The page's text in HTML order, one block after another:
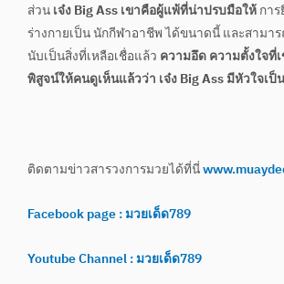
ส่วนเจ๋ง Big Ass เขาคือผู้แพ้ที่น่าปรบมือให้กา
ร่างกายเป็น นักกีฬาอาชีพ ได้ขนาดนี้ และสามา
นับเป็นสิ่งที่เหลือเชื่อแล้ว ความอึด ความตั้งใจที่
พิสูจน์ให้คนดูเห็นแล้วว่า เจ๋ง Big Ass มีหัวใจเ
ติดตามข่าวสารวงการมวยได้ที่นี่
Facebook page : มวยเด็ด789
Youtube Channel : มวยเด็ด789